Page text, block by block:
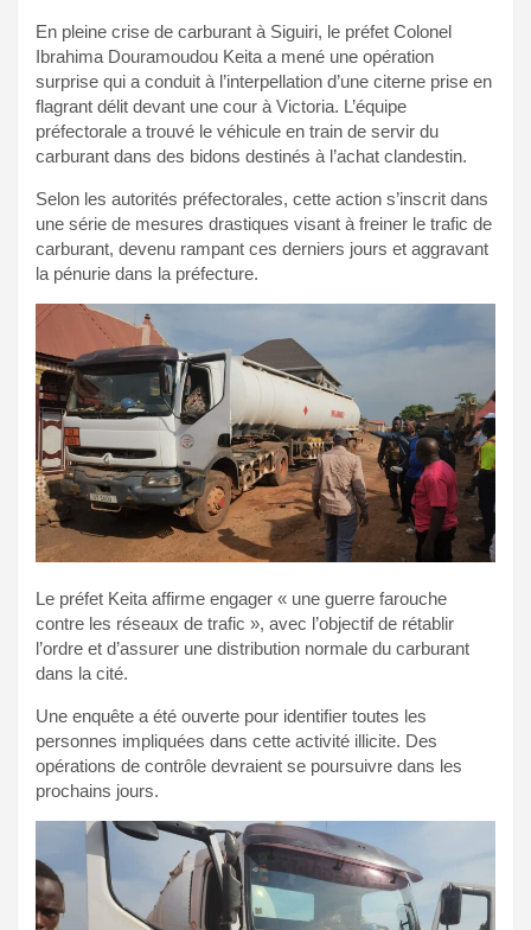
En pleine crise de carburant à Siguiri, le préfet Colonel
Ibrahima Douramoudou Keita a mené une opération
surprise qui a conduit à l’interpellation d’une citerne prise en
flagrant délit devant une cour à Victoria. L’équipe
préfectorale a trouvé le véhicule en train de servir du
carburant dans des bidons destinés à l’achat clandestin.
Selon les autorités préfectorales, cette action s’inscrit dans
une série de mesures drastiques visant à freiner le trafic de
carburant, devenu rampant ces derniers jours et aggravant
la pénurie dans la préfecture.
Le préfet Keita affirme engager « une guerre farouche
contre les réseaux de trafic », avec l’objectif de rétablir
l’ordre et d’assurer une distribution normale du carburant
dans la cité.
Une enquête a été ouverte pour identifier toutes les
personnes impliquées dans cette activité illicite. Des
opérations de contrôle devraient se poursuivre dans les
prochains jours.